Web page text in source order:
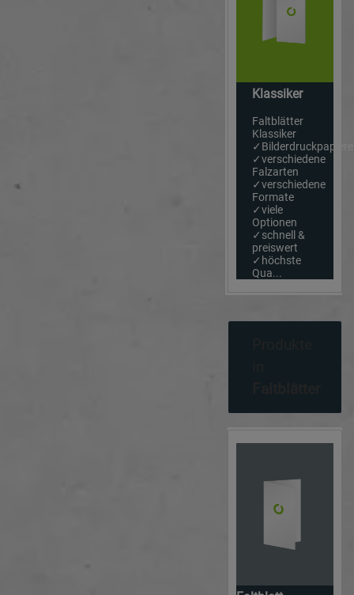
Klassiker
Faltblätter
Klassiker
✓Bilderdruckpapiere
✓verschiedene
Falzarten
✓verschiedene
Formate
✓viele
Optionen
✓schnell &
preiswert
✓höchste
Qua...